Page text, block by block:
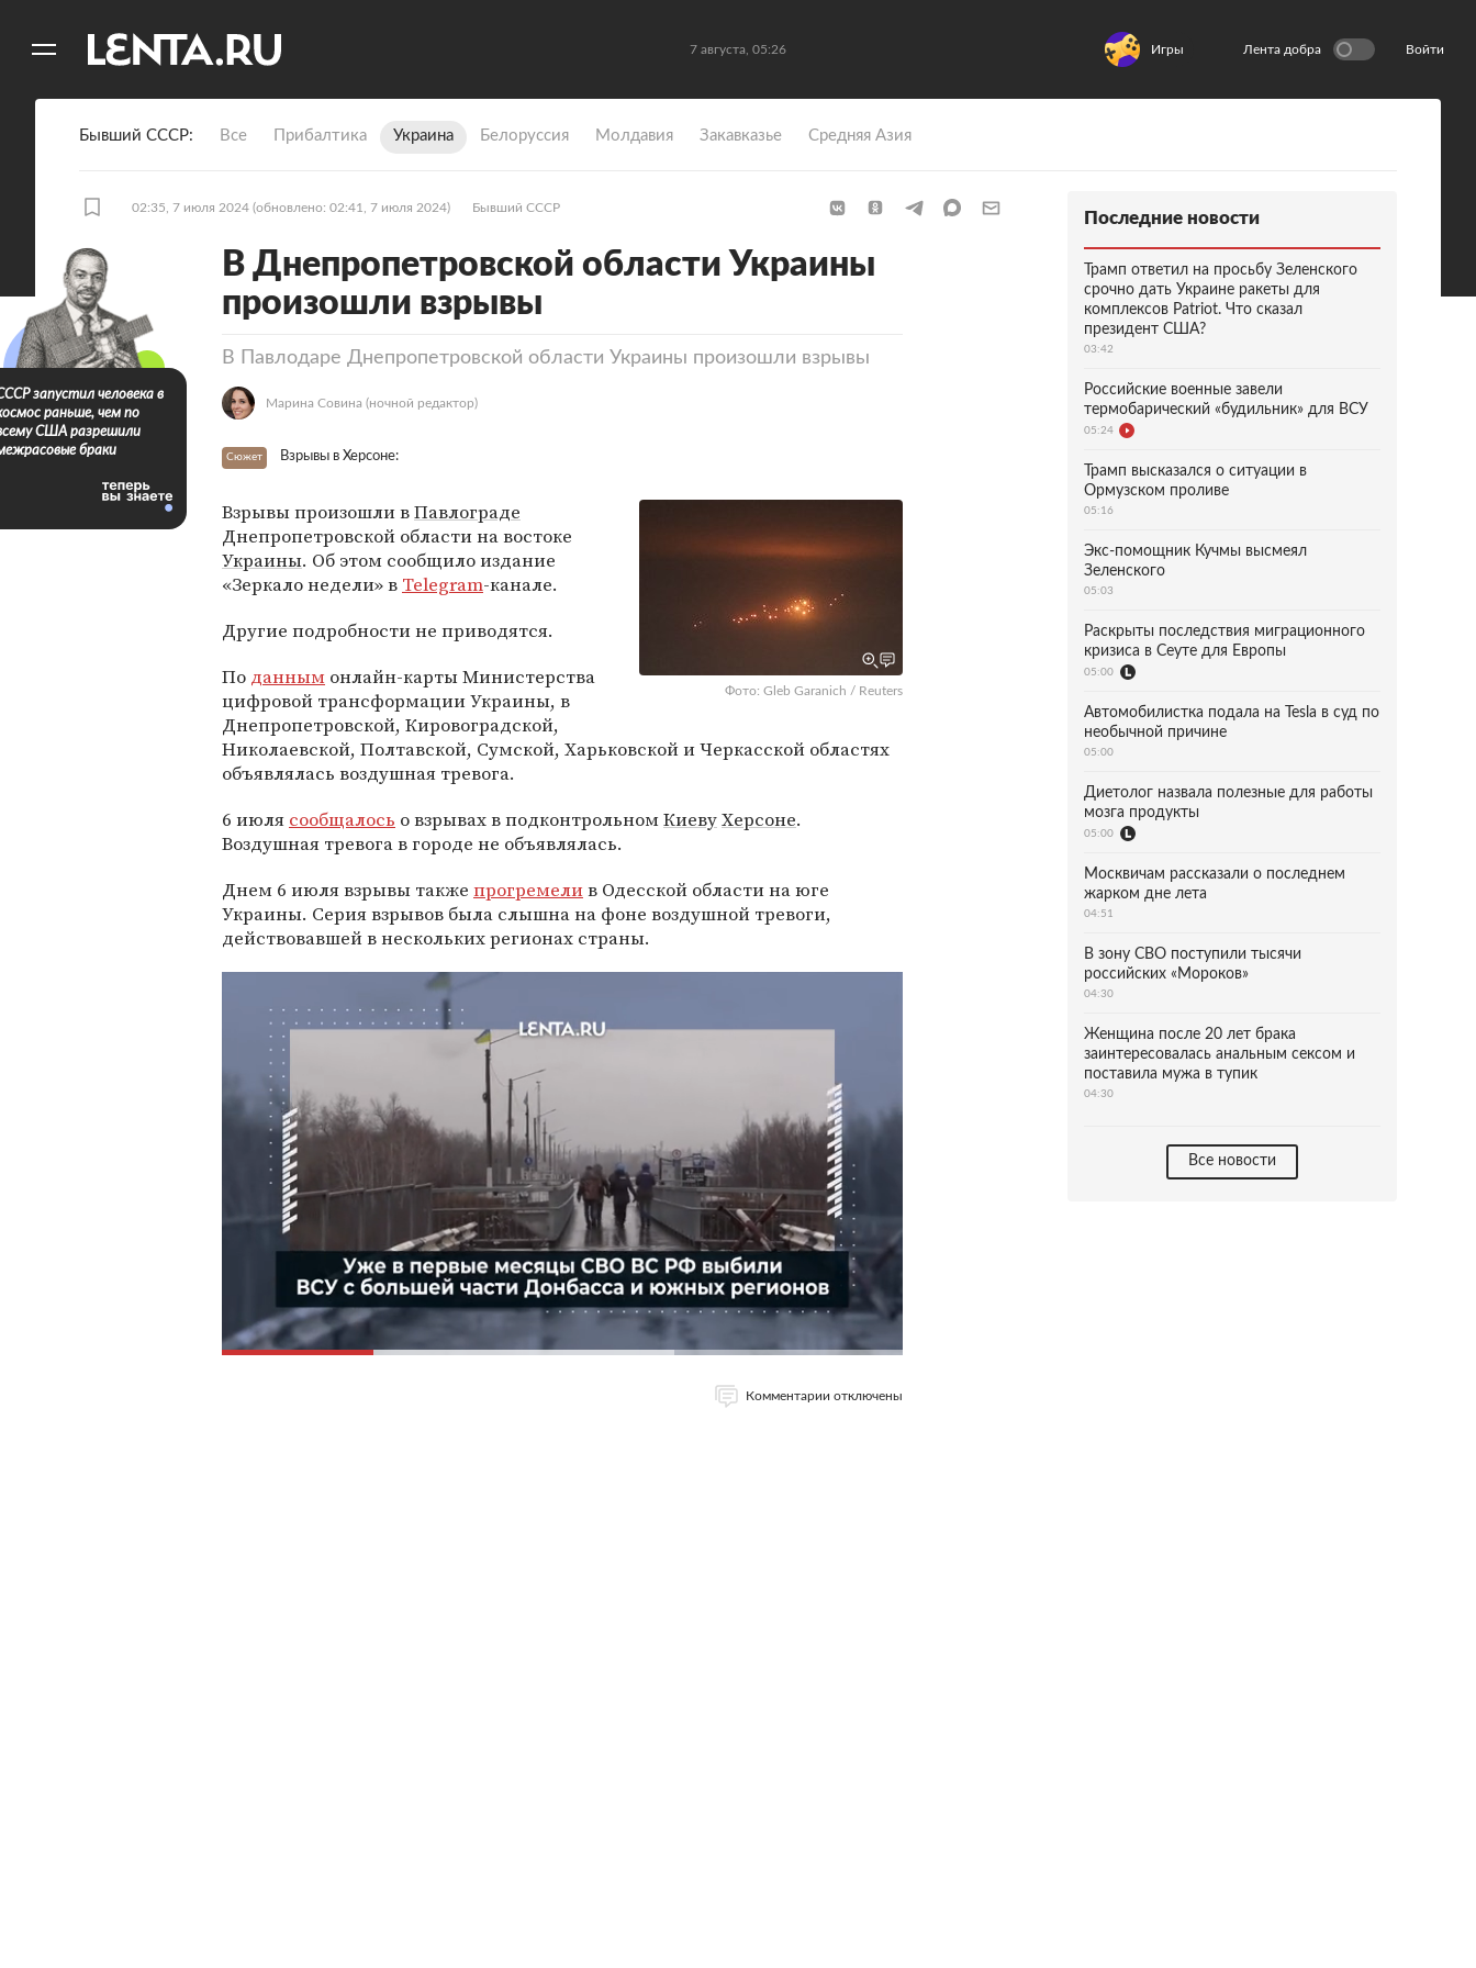
7 августа, 05:26 Игры Лента добра Войти
Бывший СССР Все Прибалтика Украина Белоруссия Молдавия Закавказье Средняя Азия
02:35, 7 июля 2024 (обновлено: 02:41, 7 июля 2024) Бывший СССР
В Днепропетровской области Украины
произошли взрывы
В Павлодаре Днепропетровской области Украины произошли взрывы
Марина Совина (ночной редактор)
Сюжет Взрывы в Херсоне:
Фото: Gleb Garanich / Reuters
Взрывы произошли вПавлограде
Днепропетровской области на востоке
Украины. Об этом сообщило издание
«Зеркало недели» в Telegram-канале.
Другие подробности не приводятся.
По данным онлайн-карты Министерства
цифровой трансформации Украины, в
Днепропетровской, Кировоградской,
Николаевской, Полтавской, Сумской, Харьковской и Черкасской областях
объявлялась воздушная тревога.
6 июля сообщалось о взрывах в подконтрольномКиевуХерсоне.
Воздушная тревога в городе не объявлялась.
Днем 6 июля взрывы также прогремелив Одесской области на юге
Украины. Серия взрывов была слышна на фоне воздушной тревоги,
действовавшей в нескольких регионах страны.
Комментарии отключены
запустил человека в
раньше, чем по
США разрешили
браки
Последние новости
Трамп ответил на просьбу Зеленского
срочно дать Украине ракеты для
комплексов Patriot. Что сказал
президент США?
03:42
Российские военные завели
термобарический «будильник» для ВСУ
05:24
Трамп высказался о ситуации в
Ормузском проливе
05:16
Экс-помощник Кучмы высмеял
Зеленского
05:03
Раскрыты последствия миграционного
кризиса в Сеуте для Европы
05:00
Автомобилистка подала на Tesla в суд по
необычной причине
05:00
Диетолог назвала полезные для работы
мозга продукты
05:00
Москвичам рассказали о последнем
жарком дне лета
04:51
В зону СВО поступили тысячи
российских «Мороков»
04:30
Женщина после 20 лет брака
заинтересовалась анальным сексом и
поставила мужа в тупик
04:30
Все новости